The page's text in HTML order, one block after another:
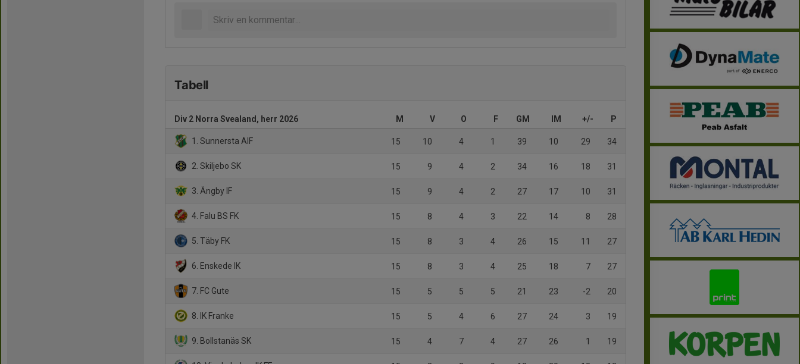
Tabell
Div 2 Norra Svealand, herr 2026 M V O F GM IM +/- P
1. Sunnersta AIF 15 10 4 1 39 10 29 34
2. Skiljebo SK 15 9 4 2 34 16 18 31
3. Ängby IF 15 9 4 2 27 17 10 31
4. Falu BS FK 15 8 4 3 22 14 8 28
5. Täby FK 15 8 3 4 26 15 11 27
6. Enskede IK 15 8 3 4 25 18 7 27
7. FC Gute 15 5 5 5 21 23 -2 20
8. IK Franke 15 5 4 6 27 24 3 19
9. Bollstanäs SK 15 4 7 4 27 26 1 19